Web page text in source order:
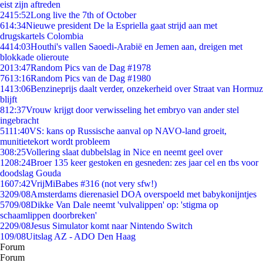
eist zijn aftreden
2415:52Long live the 7th of October
614:34Nieuwe president De la Espriella gaat strijd aan met
drugskartels Colombia
4414:03Houthi's vallen Saoedi-Arabië en Jemen aan, dreigen met
blokkade olieroute
2013:47Random Pics van de Dag #1978
7613:16Random Pics van de Dag #1980
1413:06Benzineprijs daalt verder, onzekerheid over Straat van Hormuz
blijft
812:37Vrouw krijgt door verwisseling het embryo van ander stel
ingebracht
5111:40VS: kans op Russische aanval op NAVO-land groeit,
munitietekort wordt probleem
308:25Vollering slaat dubbelslag in Nice en neemt geel over
1208:24Broer 135 keer gestoken en gesneden: zes jaar cel en tbs voor
doodslag Gouda
1607:42VrijMiBabes #316 (not very sfw!)
3209/08Amsterdams dierenasiel DOA overspoeld met babykonijntjes
5709/08Dikke Van Dale neemt 'vulvalippen' op: 'stigma op
schaamlippen doorbreken'
2209/08Jesus Simulator komt naar Nintendo Switch
109/08Uitslag AZ - ADO Den Haag
Forum
Forum